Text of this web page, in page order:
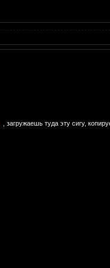
загружаешь туда эту сигу,